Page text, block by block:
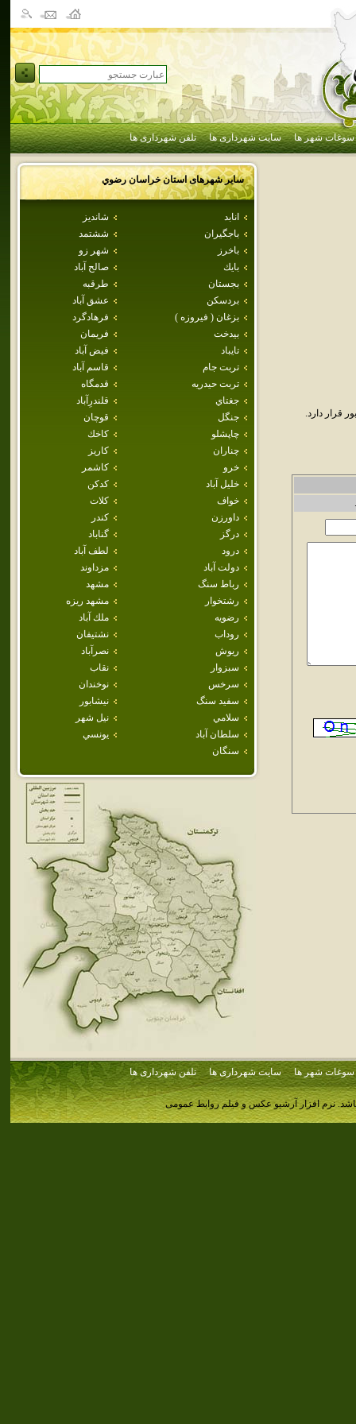
سوغات شهر ها سایت شهرداری ها تلفن شهرداری ها
سایر شهرهای استانخراسان رضوي
انابد
شانديز
باجگيران
ششتمد
باخرز
شهر زو
بايك
صالح آباد
بجستان
طرقبه
بردسكن
عشق آباد
بزغان ( فيروزه )
فرهادگرد
بيدخت
فريمان
تايباد
فيض آباد
تربت جام
قاسم آباد
تربت حيدريه
قدمگاه
جغتاي
قلندرِآباد
جنگل
قوچان
چاپشلو
كاخك
چناران
كاريز
خرو
كاشمر
خليل آباد
كدكن
خواف
كلات
داورزن
كندر
درگز
گناباد
درود
لطف آباد
دولت آباد
مزداوند
رباط سنگ
مشهد
رشتخوار
مشهد ريزه
رضويه
ملك آباد
روداب
نشتيفان
ريوش
نصرآباد
سبزوار
نقاب
سرخس
نوخندان
سفيد سنگ
نيشابور
سلامي
نيل شهر
سلطان آباد
يونسي
سنگان
قرار دارد.
سوغات شهر ها سایت شهرداری ها تلفن شهرداری ها
نرم افزار آرشیو عکس و فیلم روابط عمومی